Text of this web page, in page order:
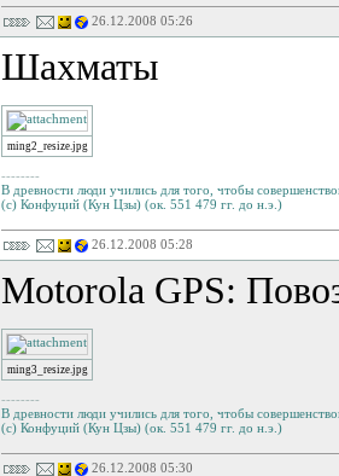
26.12.2008 05:26
Шахматы
ming2_resize.jpg
--------
В древности люди учились для того, чтобы
(с) Конфуций (Кун Цзы) (ок. 551 479 гг. до н.э.)
26.12.2008 05:28
Motorola GPS:
ming3_resize.jpg
--------
В древности люди учились для того, чтобы
(с) Конфуций (Кун Цзы) (ок. 551 479 гг. до н.э.)
26.12.2008 05:30